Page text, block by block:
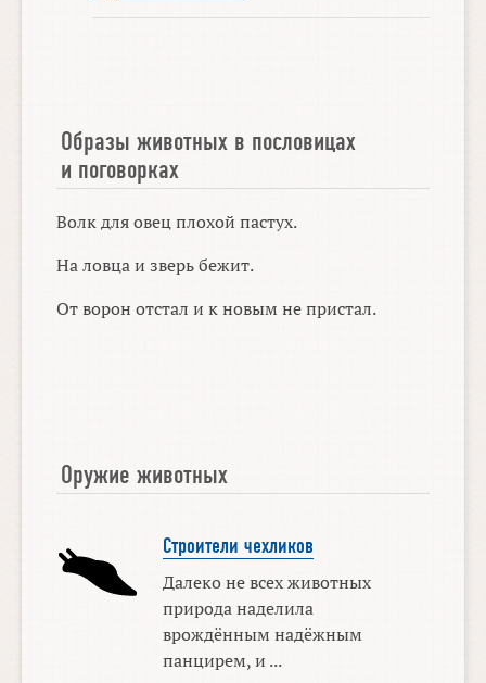
Образы животных в пословицах
и поговорках
Волк для овец плохой пастух.
На ловца и зверь бежит.
От ворон отстал и к новым не пристал.
Оружие животных
Строители чехликов
Далеко не всех животных
природа наделила
врождённым надёжным
панцирем, и ...